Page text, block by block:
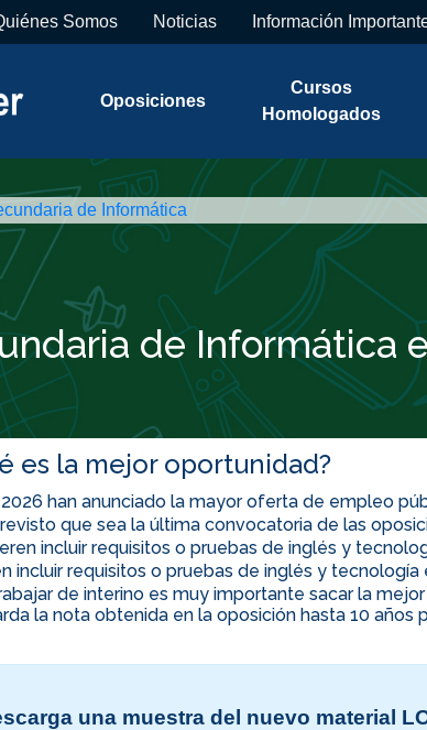
Somos Noticias Información
Oposiciones
Cursos
Homologados
de Informática
de Informática
es la mejor oportunidad?
han anunciado la mayor oferta de empleo
que sea la última convocatoria de las
incluir requisitos o pruebas de inglés y
incluir requisitos o pruebas de inglés y
de interino es muy importante sacar la
la nota obtenida en la oposición hasta 10 años
una muestra del nuevo material